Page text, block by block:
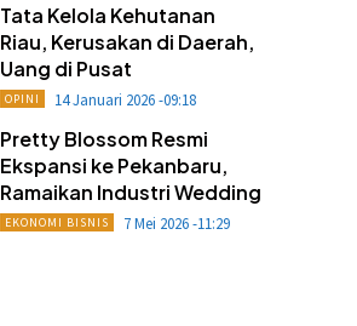
Tata Kelola Kehutanan
Riau, Kerusakan di Daerah,
Uang di Pusat
OPINI 14 Januari 2026 -09:18
Pretty Blossom Resmi
Ekspansi ke Pekanbaru,
Ramaikan Industri Wedding
EKONOMI BISNIS 7 Mei 2026 -11:29